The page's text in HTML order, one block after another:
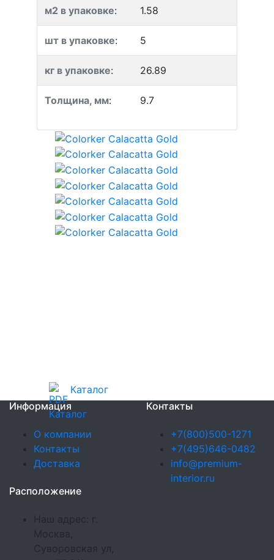
м2 в упаковке: 1.58
шт в упаковке: 5
кг в упаковке: 26.89
Толщина, мм: 9.7
Каталог
Информация
О компании
Контакты
Доставка
Контакты
+7(800)500-1271
+7(495)646-0482
info@premium-
interior.ru
Расположение
Наш адрес: г.
Москва,
Суворовская ул,